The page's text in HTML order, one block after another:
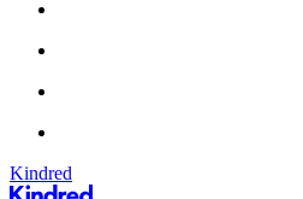
Kindred